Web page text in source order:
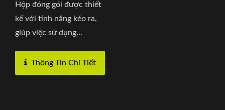
Hộp đóng gói được thiết
kế với tính năng kéo ra,
giúp việc sử dụng...
Thông Tin Chi Tiết